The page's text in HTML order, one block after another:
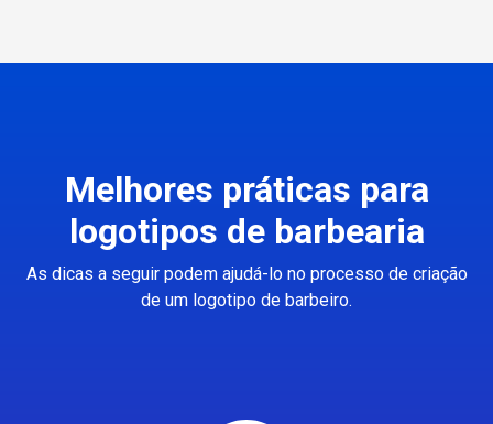
Melhores práticas para
logotipos de barbearia
As dicas a seguir podem ajudá-lo no processo de criação
de um logotipo de barbeiro.